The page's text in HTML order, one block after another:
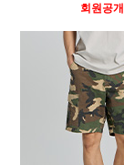
회원공개